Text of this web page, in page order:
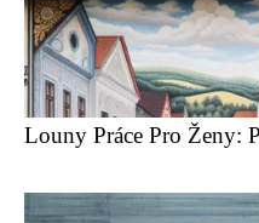
Louny Práce Pro Ženy: